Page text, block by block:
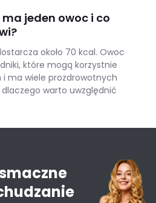
jeden owoc i co
około 70 kcal. Owoc
które mogą korzystnie
i ma wiele prozdrowotnych
dlaczego warto uwzględnić